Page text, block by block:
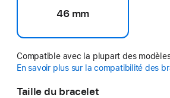
46 mm
Compatible avec la plupart des
En savoir plus sur la compatibilité des
Taille du bracelet